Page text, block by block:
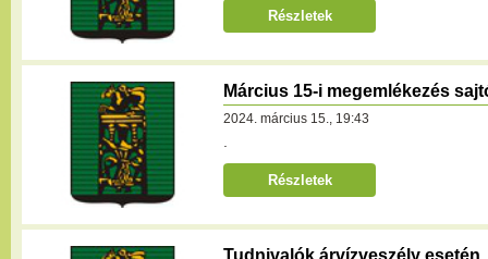
Részletek
Március 15-i megemlékezés
2024. március 15., 19:43
Részletek
Tudnivalók árvízveszély esetén